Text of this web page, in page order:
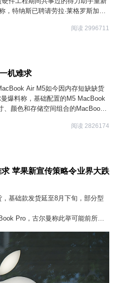
，特纳斯已聘请劳拉·莱格罗斯加入
阅读 2996711
机难求
Air M5如今因内存短缺缺货
爆料称，基础配置的M5 MacBook
、颜色和存储空间组合的MacBook
说，这种情况几乎是前所未有的。
阅读 2826174
苹果新宣传策略令业界大跌
基础款发货延至8月下旬，部分型
Pro，古尔曼称此举可能前所未